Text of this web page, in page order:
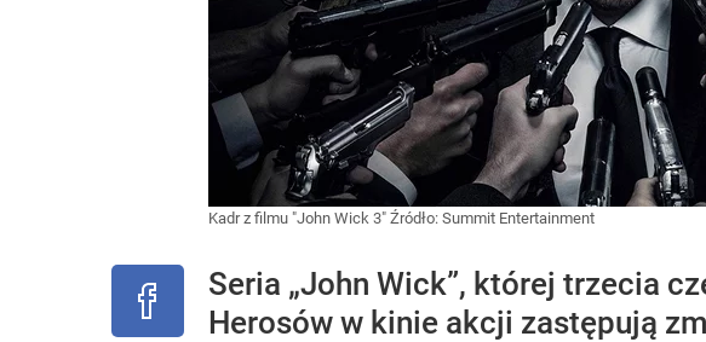
Kadr z filmu "John Wick 3" Źródło: Summit Entertainment
Seria „John Wick”, której trzecia
Herosów w kinie akcji zastępują